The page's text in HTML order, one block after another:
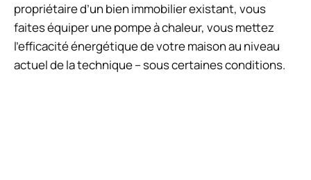
propriétaire d’un bien immobilier existant, vous
faites équiper une pompe à chaleur, vous mettez
l’efficacité énergétique de votre maison au niveau
actuel de la technique – sous certaines conditions.